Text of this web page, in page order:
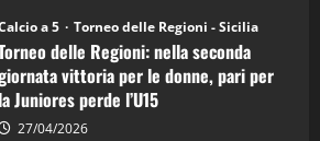
07 Aprile 2026)
08/04/2026
Torneo
delle
Regioni
di
calcio
a
5:
la
a 5 Torneo delle Regioni - Sicilia
delle Regioni: nella seconda
vittoria per le donne, pari per
la Juniores perde l’U15
27/04/2026